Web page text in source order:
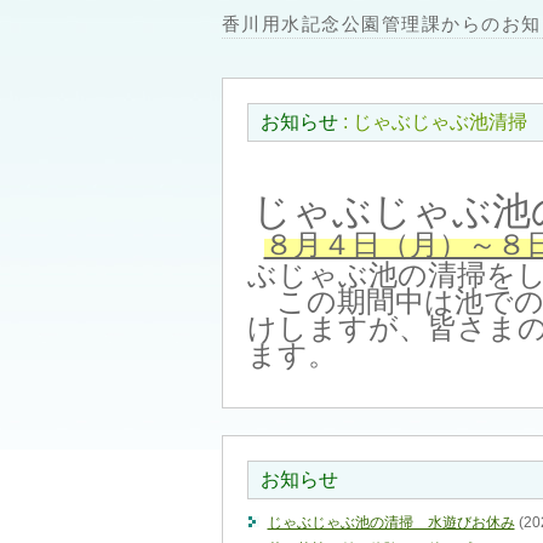
香川用水記念公園管理課からのお
お知らせ: じゃぶじゃぶ池清掃
じゃぶじゃぶ
８月４日（月）～８
ぶじゃぶ池の清掃を
この期間中は池で
けしますが、皆さま
ます。
お知らせ
じゃぶじゃぶ池の清掃 水遊びお休み